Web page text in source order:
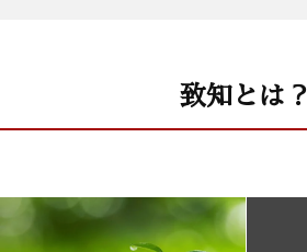
致知とは？